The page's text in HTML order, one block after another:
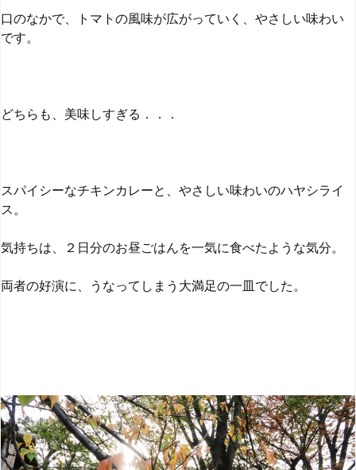
口のなかで、トマトの風味が広がっていく、やさしい味わい
です。
どちらも、美味しすぎる．．．
スパイシーなチキンカレーと、やさしい味わいのハヤシライ
ス。
気持ちは、２日分のお昼ごはんを一気に食べたような気分。
両者の好演に、うなってしまう大満足の一皿でした。